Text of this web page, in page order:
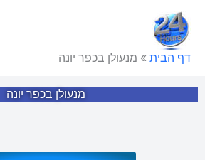
לתוכן
דף הבית » מנעולן בכפר יונה
מנעולן בכפר יונה